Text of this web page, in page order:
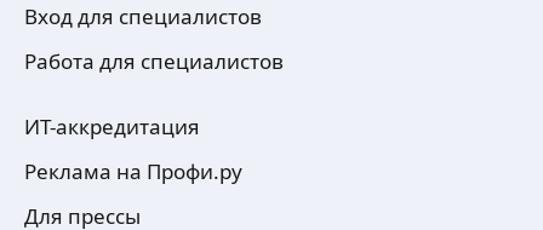
Вход для специалистов
Работа для специалистов
ИТ-аккредитация
Реклама на Профи.ру
Для прессы